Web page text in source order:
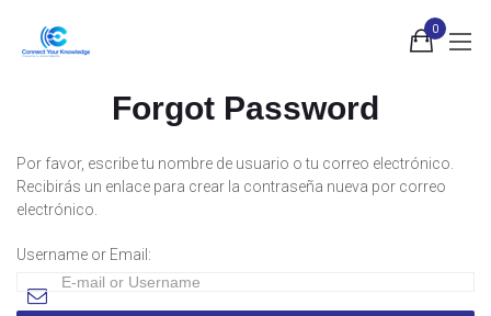
0
Forgot Password
Por favor, escribe tu nombre de usuario o tu correo electrónico.
Recibirás un enlace para crear la contraseña nueva por correo
electrónico.
Username or Email: